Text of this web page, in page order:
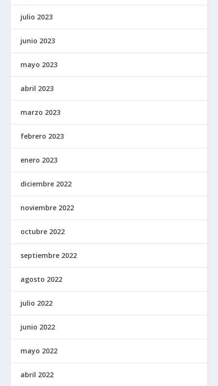
julio 2023
junio 2023
mayo 2023
abril 2023
marzo 2023
febrero 2023
enero 2023
diciembre 2022
noviembre 2022
octubre 2022
septiembre 2022
agosto 2022
julio 2022
junio 2022
mayo 2022
abril 2022